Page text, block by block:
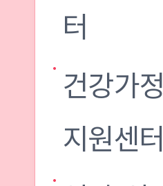
터
건강가정
지원센터